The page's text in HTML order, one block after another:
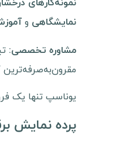
نمونه‌کارهای
نمایشگاهی و
مشاوره تخصصی:
مقرون‌به‌صرفه‌ترین
یوناسپ تنها یک
پرده نمایش